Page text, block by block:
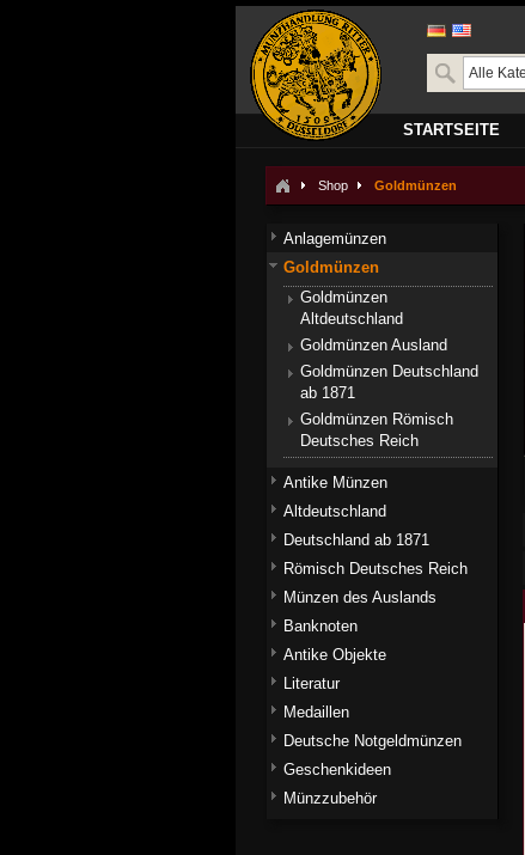
STARTSEITE
Shop Goldmünzen
Anlagemünzen
Goldmünzen
Goldmünzen
Altdeutschland
Goldmünzen Ausland
Goldmünzen Deutschland
ab 1871
Goldmünzen Römisch
Deutsches Reich
Antike Münzen
Altdeutschland
Deutschland ab 1871
Römisch Deutsches Reich
Münzen des Auslands
Banknoten
Antike Objekte
Literatur
Medaillen
Deutsche Notgeldmünzen
Geschenkideen
Münzzubehör